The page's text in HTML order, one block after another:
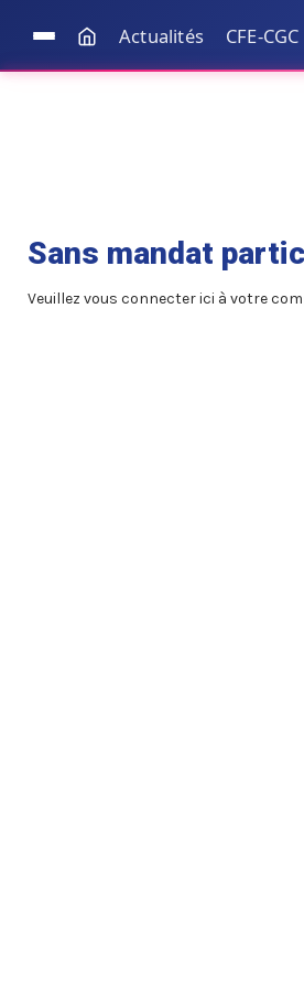
Actualités CFE-
Sans mandat
Veuillez vous connecter ici à votre